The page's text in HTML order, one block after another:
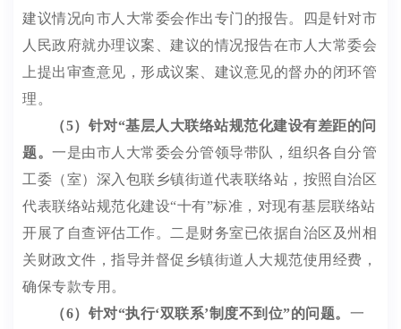
建议情况向市 人大常委会作出专门 的报告。
四是针对市
人民政府就办理议案、建议的情况报告在市人大常委会
上提出审查意见，形成议案、建议意见的督办的闭环管
理。
（5）针对“基层人大联络站规范化建设有差距的问
题。 一是由市人大常委会分管领导带队，组织各自分管
工委（室）深入包联乡镇街道代表联络站，按照自治区
代表联络站规范化建设“十有”标准，对现有基层联络站
开展了自查评估工作。二是财务室已依据自治区及州相
关财政文件，指导并督促乡镇街道人大规范使用经费，
确保专款专用。
（6） 针对“执行‘双联系’制度不到位”的问题。 一